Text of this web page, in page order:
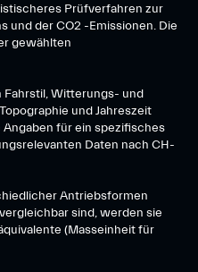
Prüfverfahren zur
und der CO2 -Emissionen. Die
gewählten
Fahrstil, Witterungs- und
und Jahreszeit
für ein spezifisches
Daten nach CH-
Antriebsformen
sind, werden sie
(Masseinheit für